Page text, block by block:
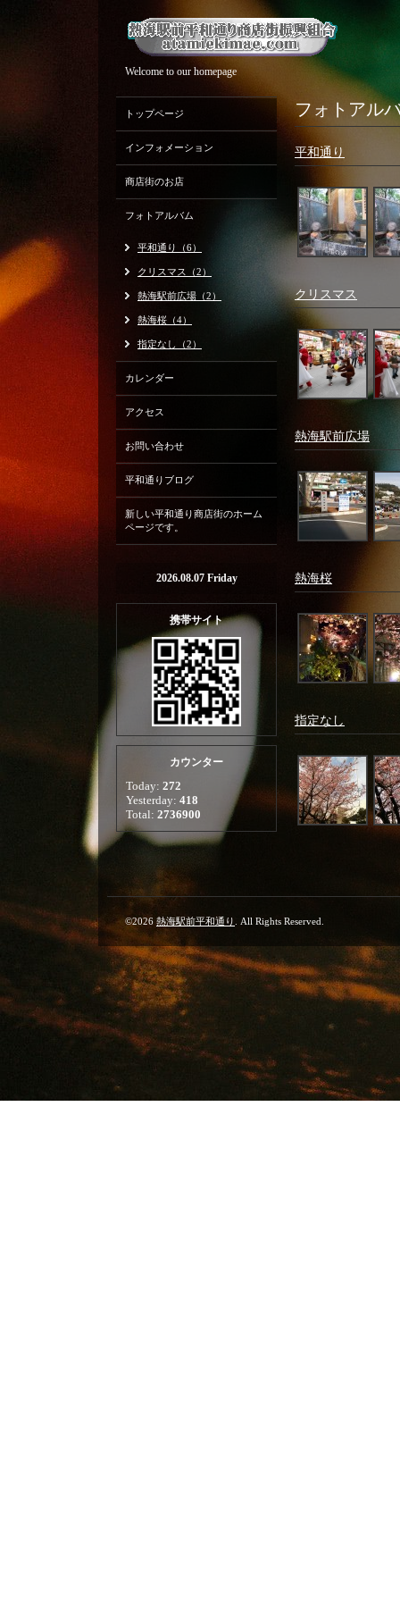
Welcome to our homepage
フォトアル
平和通り
クリスマス
熱海駅前広場
熱海桜
指定なし
トップページ
インフォメーション
商店街のお店
フォトアルバム
平和通り（6）
クリスマス（2）
熱海駅前広場（2）
熱海桜（4）
指定なし（2）
カレンダー
アクセス
お問い合わせ
平和通りブログ
新しい平和通り商店街のホーム
ページです。
2026.08.07 Friday
携帯サイト
カウンター
Today: 272
Yesterday: 418
Total: 2736900
©2026 熱海駅前平和通り . All Rights Reserved.